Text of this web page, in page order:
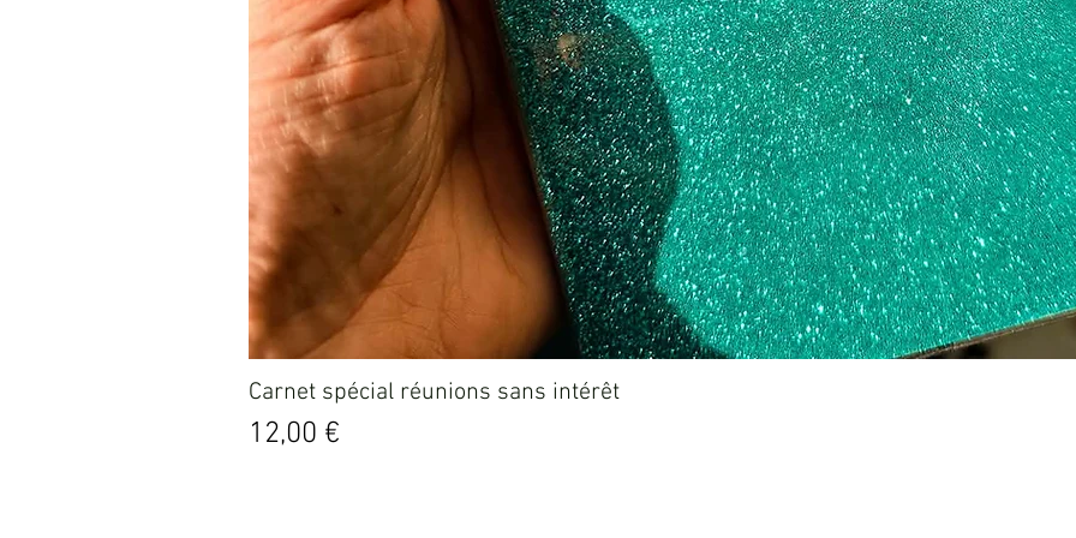
Carnet spécial réunions sans intérêt
Prix
12,00 €